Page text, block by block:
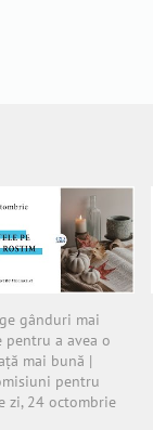
gânduri mai
pentru a avea o
mai bună |
pentru
zi, 24 octombrie